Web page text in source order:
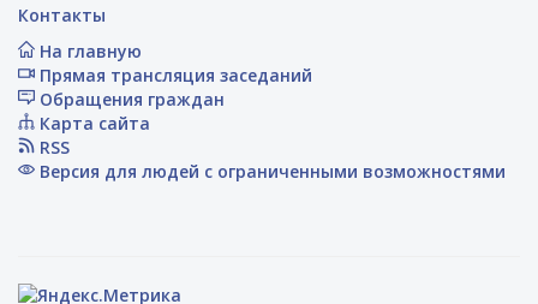
Контакты
На главную
Прямая трансляция заседаний
Обращения граждан
Карта сайта
RSS
Версия для людей с ограниченными возможностями